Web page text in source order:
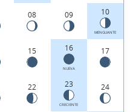
México.
08 09 10
MENGUANTE
15 16
NUEVA
17
22 23
CRECIENTE
24